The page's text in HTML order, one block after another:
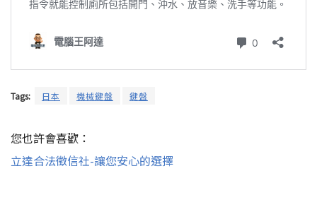
Tags: 日本 機械鍵盤 鍵盤
您也許會喜歡：
立達合法徵信社-讓您安心的選擇